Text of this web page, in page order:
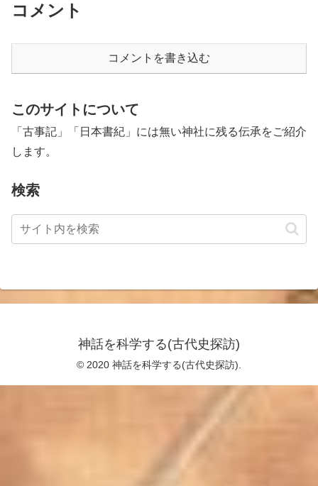
コメント
コメントを書き込む
このサイトについて
「古事記」「日本書紀」には無い神社に残る伝承をご紹介
します。
検索
神話を科学する(古代史探訪)
© 2020 神話を科学する(古代史探訪).